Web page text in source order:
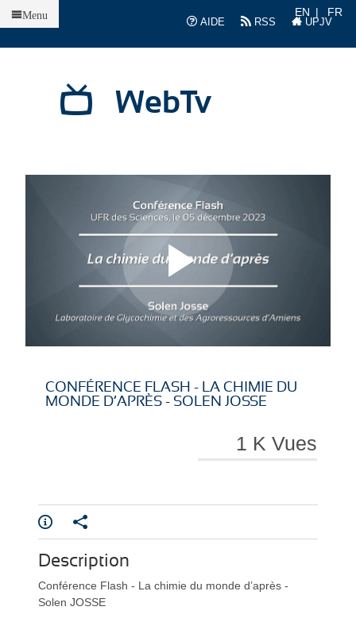
AIDE
RSS UPJV
EN FR
WebTv
Menu
L
i
e
L
i
e
CONFÉRENCE FLASH - LA CHIMIE DU
MONDE D’APRÈS - SOLEN JOSSE
1 K Vues
Description
Conférence Flash - La chimie du monde d’après -
Solen JOSSE